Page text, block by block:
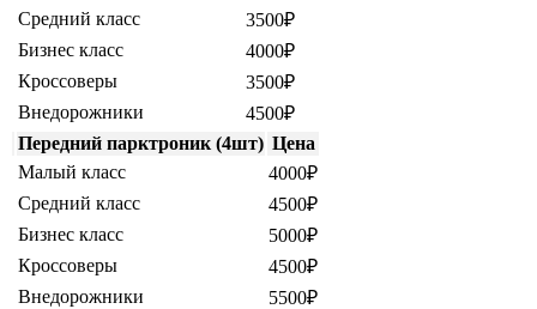
Средний класс
3500₽
Бизнес класс
4000₽
Кроссоверы
3500₽
Внедорожники
4500₽
Передний парктроник (4шт) Цена
Малый класс
4000₽
Средний класс
4500₽
Бизнес класс
5000₽
Кроссоверы
4500₽
Внедорожники
5500₽